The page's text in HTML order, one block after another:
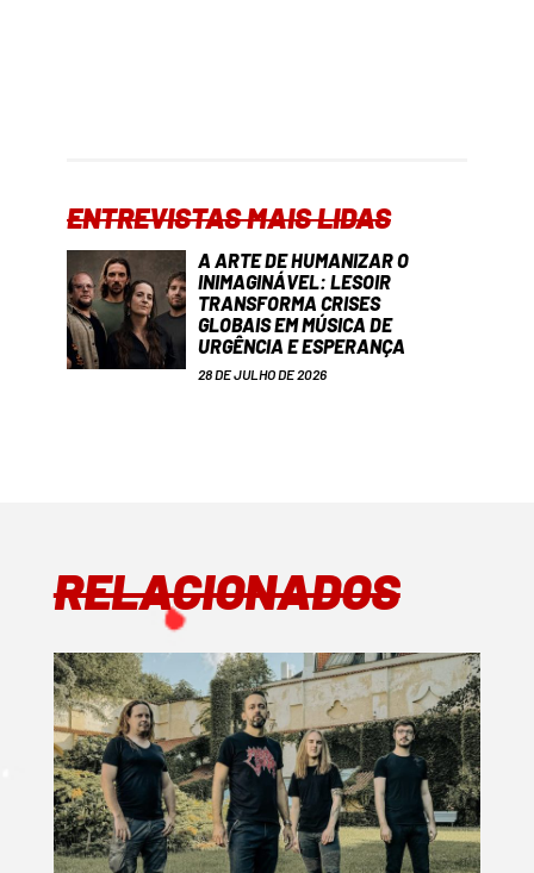
ENTREVISTAS MAIS LIDAS
A ARTE DE HUMANIZAR O
INIMAGINÁVEL: LESOIR
TRANSFORMA CRISES
GLOBAIS EM MÚSICA DE
URGÊNCIA E ESPERANÇA
28 DE JULHO DE 2026
RELACIONADOS